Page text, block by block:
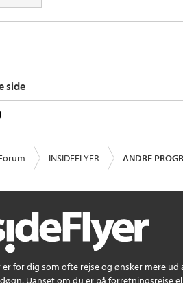
side
INSIDEFLYER ANDRE
er for dig som ofte rejse og ønsker mere ud
Uanset om du er på forretningsrejse